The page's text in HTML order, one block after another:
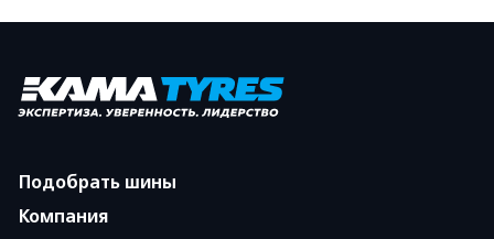
Подобрать шины
Компания